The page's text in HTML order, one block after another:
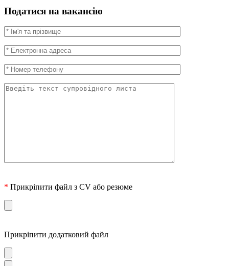
Податися на вакансію
* Прикріпити файл з CV або резюме
Прикріпити додатковий файл